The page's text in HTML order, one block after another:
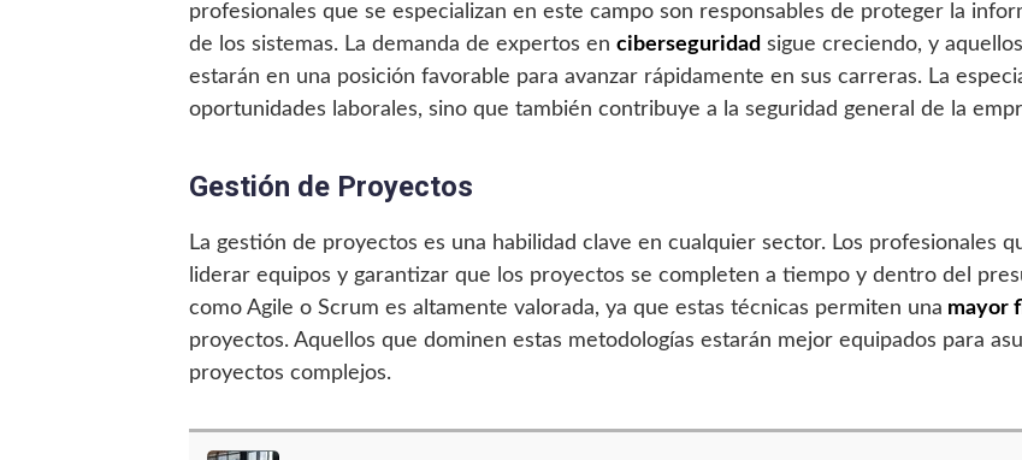
profesionales que se especializan en este campo son responsables de proteger la
de los sistemas. La demanda de expertos en ciberseguridad sigue creciendo, y
estarán en una posición favorable para avanzar rápidamente en sus carreras. La
oportunidades laborales, sino que también contribuye a la seguridad general de la
Gestión de Proyectos
La gestión de proyectos es una habilidad clave en cualquier sector. Los profesionales
liderar equipos y garantizar que los proyectos se completen a tiempo y dentro del
como Agile o Scrum es altamente valorada, ya que estas técnicas permiten una mayor
proyectos. Aquellos que dominen estas metodologías estarán mejor equipados para
proyectos complejos.